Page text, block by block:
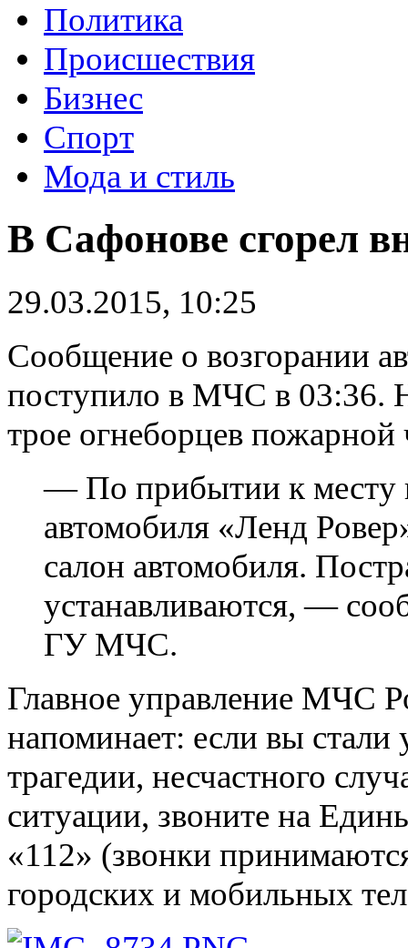
Политика
Происшествия
Бизнес
Спорт
Мода и стиль
В Сафонове сгорел
29.03.2015, 10:25
Сообщение о возгорании
поступило в МЧС в 03:36.
трое огнеборцев
— По прибытии к месту
автомобиля «Ленд
салон автомобиля.
устанавливаются, —
ГУ МЧС.
Главное управление МЧС
напоминает: если вы стали
трагедии, несчастного
ситуации, звоните на
«112» (звонки
городских и мобильных